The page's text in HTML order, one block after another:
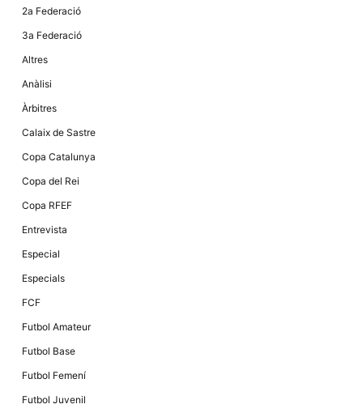
2a Federació
3a Federació
Altres
Anàlisi
Àrbitres
Calaix de Sastre
Copa Catalunya
Copa del Rei
Copa RFEF
Entrevista
Especial
Especials
FCF
Futbol Amateur
Futbol Base
Futbol Femení
Futbol Juvenil